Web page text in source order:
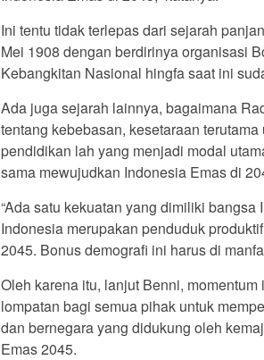
Ini tentu tidak terlepas dari sejarah
Mei 1908 dengan berdirinya organisasi
Kebangkitan Nasional hingfa saat ini
Ada juga sejarah lainnya, bagaimana
tentang kebebasan, kesetaraan
pendidikan lah yang menjadi modal
sama mewujudkan Indonesia Emas di
“Ada satu kekuatan yang dimiliki
Indonesia merupakan penduduk
2045. Bonus demografi ini harus di
Oleh karena itu, lanjut Benni,
lompatan bagi semua pihak untuk
dan bernegara yang didukung oleh
Emas 2045.